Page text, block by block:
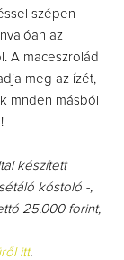
szépen
az
A maceszrolád
meg az ízét,
mnden másból
készített
kóstoló -,
25.000 forint,
itt.